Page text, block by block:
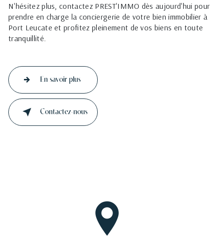
N'hésitez plus, contactez PREST'IMMO dès aujourd'hui pour
prendre en charge la conciergerie de votre bien immobilier à
Port Leucate et profitez pleinement de vos biens en toute
tranquillité.
En savoir plus
Contactez-nous